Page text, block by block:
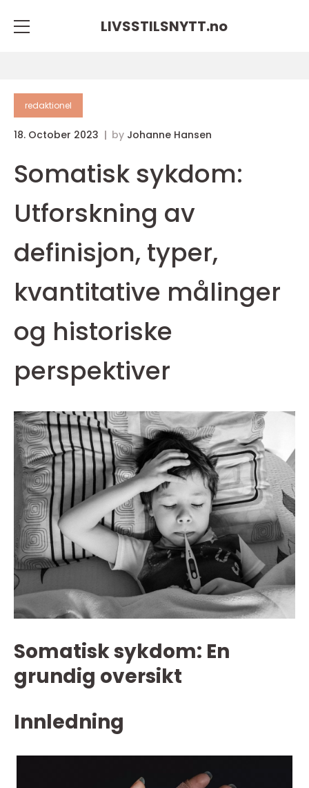
LIVSSTILSNYTT.no
redaktionel
18. October 2023 by Johanne Hansen
Somatisk sykdom:
Utforskning av
definisjon, typer,
kvantitative målinger
og historiske
perspektiver
Somatisk sykdom: En
grundig oversikt
Innledning